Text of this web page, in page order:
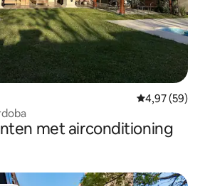
Gemiddelde
4,97 (59)
met airconditioning